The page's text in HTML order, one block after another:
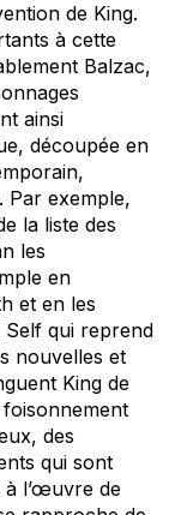
de King.
à cette
Balzac,
ainsi
découpée en
Par exemple,
la liste des
les
en
et en les
qui reprend
nouvelles et
King de
des
qui sont
à l’œuvre de